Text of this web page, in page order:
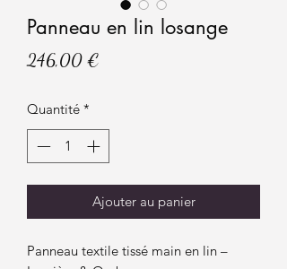
Panneau en lin losange
246,00 €
Quantité *
Ajouter au panier
Panneau textile tissé main en lin –